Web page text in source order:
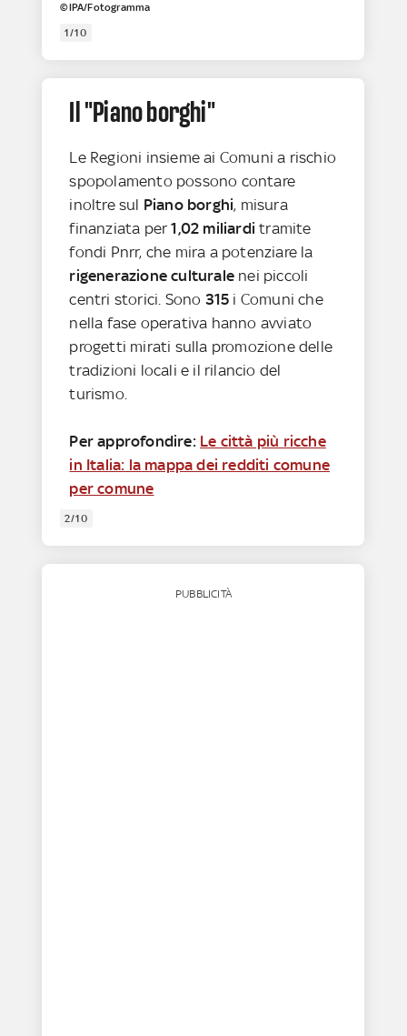
©IPA/Fotogramma
1/10
Il "Piano borghi"
Le Regioni insieme ai Comuni a rischio
spopolamento possono contare
inoltre sul Piano borghi, misura
finanziata per1,02 miliarditramite
fondi Pnrr, che mira a potenziare la
rigenerazione culturale nei piccoli
centri storici. Sono 315 i Comuni che
nella fase operativa hanno avviato
progetti mirati sulla promozione delle
tradizioni locali e il rilancio del
turismo.
Per approfondire: Le città più ricche
in Italia: la mappa dei redditi comune
per comune
2/10
PUBBLICITÀ